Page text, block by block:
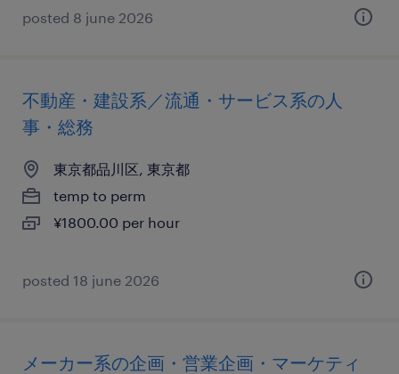
posted 8 june 2026
不動産・建設系／流通・サービス系の人
事・総務
東京都品川区, 東京都
temp to perm
¥1800.00 per hour
posted 18 june 2026
メーカー系の企画・営業企画・マーケティ